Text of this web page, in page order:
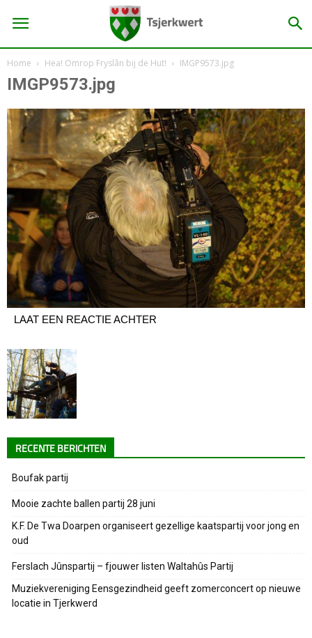
Home Hea! Omrop Fryslân bij de Hut! IMGP9573.jpg
IMGP9573.jpg
LAAT EEN REACTIE ACHTER
RECENTE BERICHTEN
Boufak partij
Mooie zachte ballen partij 28 juni
K.F. De Twa Doarpen organiseert gezellige kaatspartij voor jong en
oud
Ferslach Jûnspartij – fjouwer listen Waltahûs Partij
Muziekvereniging Eensgezindheid geeft zomerconcert op nieuwe
locatie in Tjerkwerd